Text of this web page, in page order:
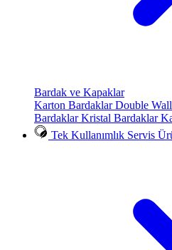
Bardak ve Kapaklar
Karton BardaklarDouble
BardaklarKristal Bardaklar
Tek Kullanımlık Servis